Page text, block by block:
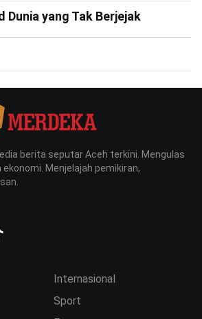
Dunia yang Tak Berjejak
berita seputar Aceh terkini. Mengulas
Menjelajah pemikiran,
Internasional
Sport